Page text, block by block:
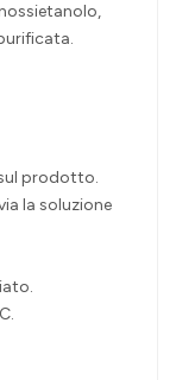
prodotto.
la soluzione